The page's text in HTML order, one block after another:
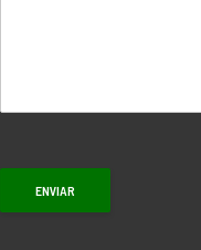
ENVIAR